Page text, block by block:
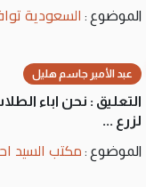
الموضوع : السعودية توافق على
عبد الأمير جاسم هليل
التعليق : نحن اباء
لزرع ...
الموضوع : مكتب السيد